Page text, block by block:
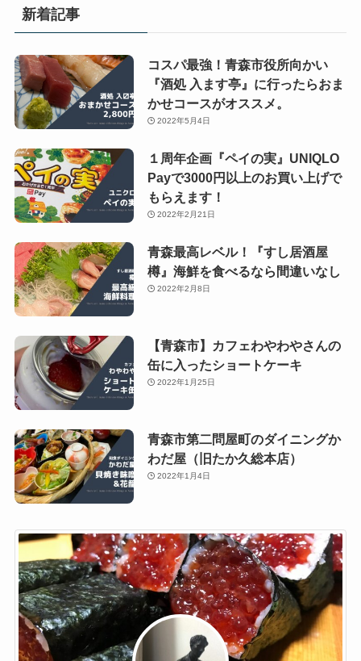
新着記事
コスパ最強！青森市役所向かい
『酒処 入ます亭』に行ったらおま
かせコースがオススメ。
2022年5月4日
１周年企画『ペイの実』UNIQLO
Payで3000円以上のお買い上げで
もらえます！
2022年2月21日
青森最高レベル！『すし居酒屋
樽』海鮮を食べるなら間違いなし
2022年2月8日
【青森市】カフェわやわやさんの
缶に入ったショートケーキ
2022年1月25日
青森市第二問屋町のダイニングか
わだ屋（旧たか久総本店）
2022年1月4日